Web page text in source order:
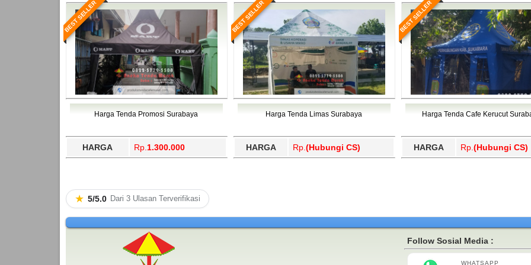
BEST SELLER
Harga Tenda Promosi Surabaya
HARGA Rp. 1.300.000
BEST SELLER
Harga Tenda Limas Surabaya
HARGA Rp. (Hubungi CS)
BEST SELLER
Harga Tenda Cafe Kerucut
HARGA Rp. (Hubungi CS)
★ 5/5.0 Dari 3 Ulasan Terverifikasi
Follow Sosial Media :
WHATSAPP